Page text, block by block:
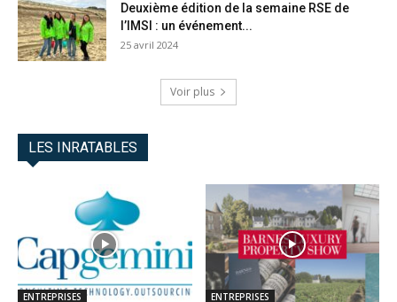
Deuxième édition de la semaine RSE de
l’IMSI : un événement...
25 avril 2024
Voir plus
LES INRATABLES
ENTREPRISES ENTREPRISES